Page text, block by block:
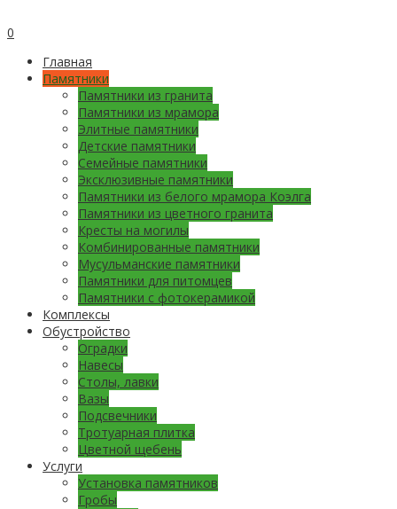
0
Главная
Памятники
Памятники из гранита
Памятники из мрамора
Элитные памятники
Детские памятники
Семейные памятники
Эксклюзивные памятники
Памятники из белого мрамора Коэлга
Памятники из цветного гранита
Кресты на могилы
Комбинированные памятники
Мусульманские памятники
Памятники для питомцев
Памятники с фотокерамикой
Комплексы
Обустройство
Оградки
Навесы
Столы, лавки
Вазы
Подсвечники
Тротуарная плитка
Цветной щебень
Услуги
Установка памятников
Гробы